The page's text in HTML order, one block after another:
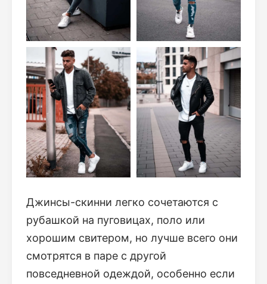
Джинсы-скинни легко сочетаются с
рубашкой на пуговицах, поло или
хорошим свитером, но лучше всего они
смотрятся в паре с другой
повседневной одеждой, особенно если